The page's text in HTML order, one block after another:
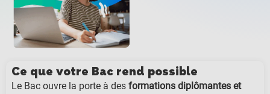
Ce que votre Bac rend possible
Le Bac ouvre la porte à desformations diplômantes et